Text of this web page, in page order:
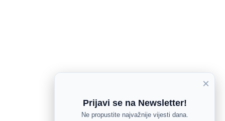
×
Prijavi se na Newsletter!
Ne propustite najvažnije vijesti dana.